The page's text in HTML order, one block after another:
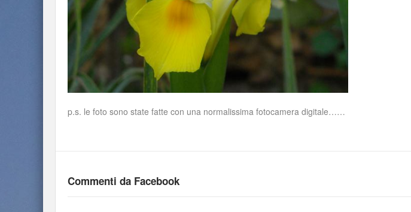
p.s. le foto sono state fatte con una normalissima fotocamera digitale……
Commenti da Facebook